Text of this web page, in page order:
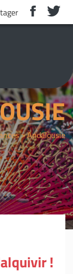
Andalousie
!